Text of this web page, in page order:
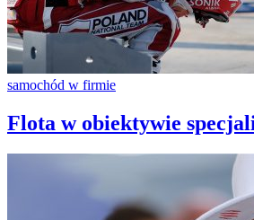
samochód w firmie
Flota w obiektywie